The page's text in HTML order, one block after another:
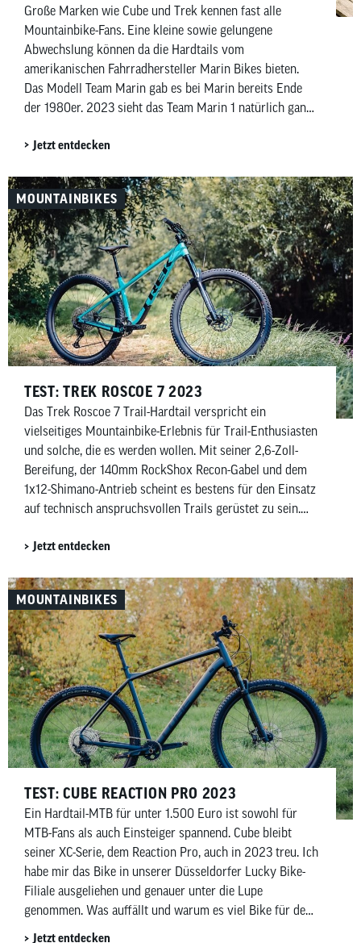
Große Marken wie Cube und Trek kennen fast alle
Mountainbike-Fans. Eine kleine sowie gelungene
Abwechslung können da die Hardtails vom
amerikanischen Fahrradhersteller Marin Bikes bieten.
Das Modell Team Marin gab es bei Marin bereits Ende
der 1980er. 2023 sieht das Team Marin 1 natürlich ganz
fortgeschrittene Fahrerinnen und Fahrer interessant.
nicht scheuen muss, verraten wir dir im Test.
Jetzt entdecken
MOUNTAINBIKES
TEST: TREK ROSCOE 7 2023
Das Trek Roscoe 7 Trail-Hardtail verspricht ein
vielseitiges Mountainbike-Erlebnis für Trail-Enthusiasten
und solche, die es werden wollen. Mit seiner 2,6-Zoll-
Bereifung, der 140mm RockShox Recon-Gabel und dem
1x12-Shimano-Antrieb scheint es bestens für den Einsatz
auf technisch anspruchsvollen Trails gerüstet zu sein.
Jetzt entdecken
MOUNTAINBIKES
TEST: CUBE REACTION PRO 2023
Ein Hardtail-MTB für unter 1.500 Euro ist sowohl für
MTB-Fans als auch Einsteiger spannend. Cube bleibt
seiner XC-Serie, dem Reaction Pro, auch in 2023 treu. Ich
habe mir das Bike in unserer Düsseldorfer Lucky Bike-
Filiale ausgeliehen und genauer unter die Lupe
genommen. Was auffällt und warum es viel Bike für den
Preis ist, erfährst du hier.
Jetzt entdecken